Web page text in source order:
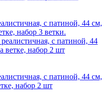
с патиной, 44 см,
набор 3 ветки.
с патиной, 44 см,
набор 2 шт